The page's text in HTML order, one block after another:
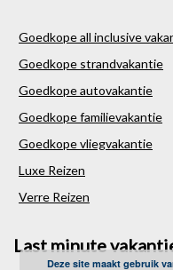
Goedkope all inclusive
Goedkope strandvakantie
Goedkope autovakantie
Goedkope familievakantie
Goedkope vliegvakantie
Luxe Reizen
Verre Reizen
Last minute
Deze site maakt gebruik